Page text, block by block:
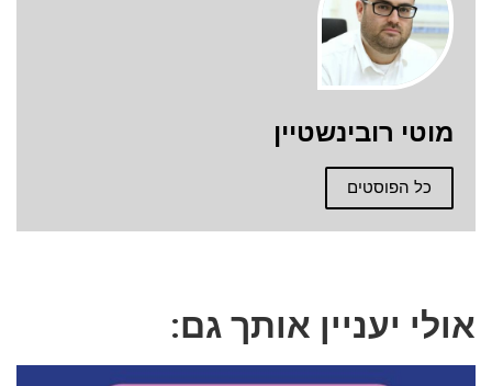
מוטי רובינשטיין
כל הפוסטים
אולי יעניין אותך גם: